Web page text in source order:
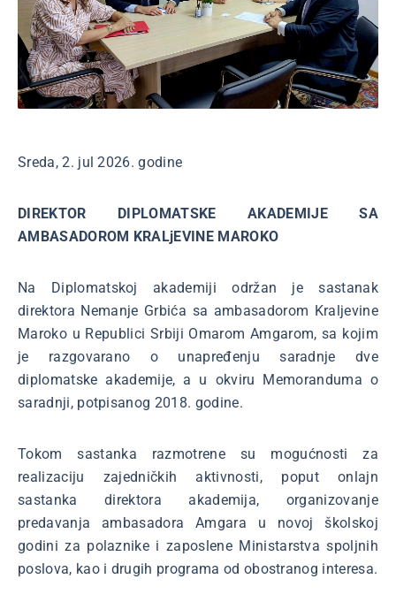
Sreda, 2. jul 2026. godine
DIREKTOR DIPLOMATSKE AKADEMIJE SA
AMBASADOROM KRALjEVINE MAROKO
Na Diplomatskoj akademiji održan je sastanak
direktora Nemanje Grbića sa ambasadorom Kraljevine
Maroko u Republici Srbiji Omarom Amgarom, sa kojim
je razgovarano o unapređenju saradnje dve
diplomatske akademije, a u okviru Memoranduma o
saradnji, potpisanog 2018. godine.
Tokom sastanka razmotrene su mogućnosti za
realizaciju zajedničkih aktivnosti, poput onlajn
sastanka direktora akademija, organizovanje
predavanja ambasadora Amgara u novoj školskoj
godini za polaznike i zaposlene Ministarstva spoljnih
poslova, kao i drugih programa od obostranog interesa.